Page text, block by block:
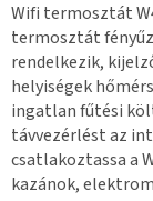
Wifi termosztát
termosztát
rendelkezik,
helyiségek
ingatlan fűtési
távvezérlést az
csatlakoztassa a
kazánok,